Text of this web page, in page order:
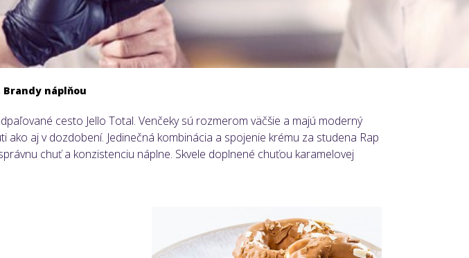
Brandy náplňou
cesto Jello Total. Venčeky sú rozmerom väčšie a majú moderný
aj v dozdobení. Jedinečná kombinácia a spojenie krému za studena Rap
chuť a konzistenciu náplne. Skvele doplnené chuťou karamelovej